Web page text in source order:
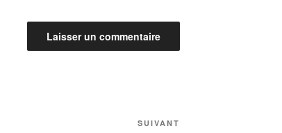
SUIVANT